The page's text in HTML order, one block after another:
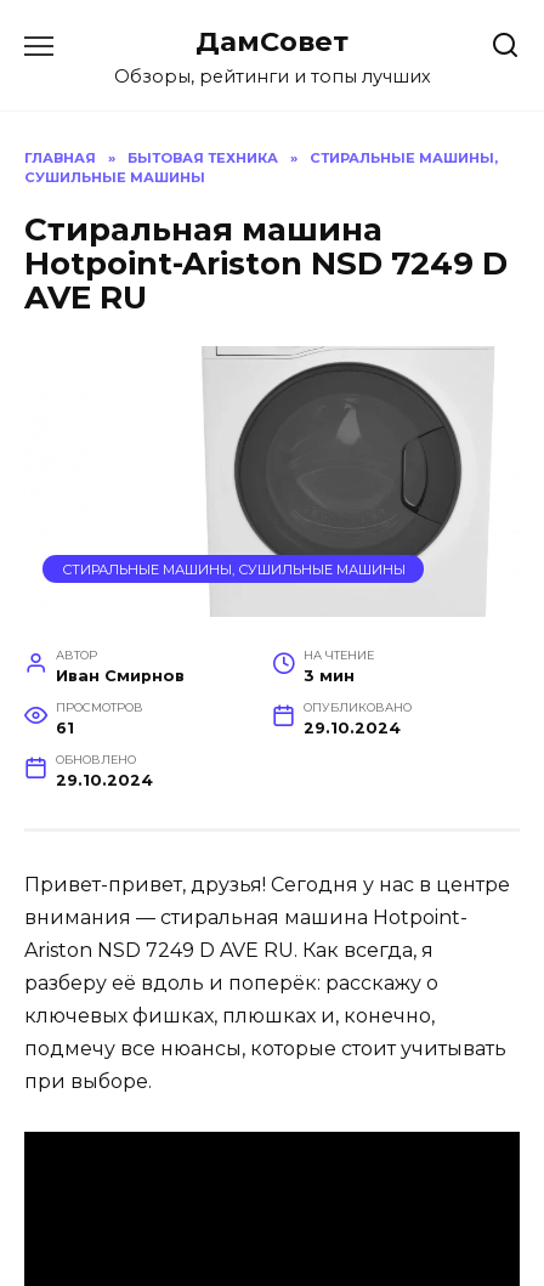
содержанию
ДамСовет
Обзоры, рейтинги и топы лучших
ГЛАВНАЯ » БЫТОВАЯ ТЕХНИКА »
СТИРАЛЬНЫЕ МАШИНЫ,
СУШИЛЬНЫЕ МАШИНЫ
Стиральная машина
Hotpoint-Ariston NSD 7249 D
AVE RU
СТИРАЛЬНЫЕ МАШИНЫ, СУШИЛЬНЫЕ МАШИНЫ
АВТОР
Иван Смирнов
НА ЧТЕНИЕ
3 мин
ПРОСМОТРОВ
61
ОПУБЛИКОВАНО
29.10.2024
ОБНОВЛЕНО
29.10.2024
Привет-привет, друзья! Сегодня у нас в центре
внимания — стиральная машина Hotpoint-
Ariston NSD 7249 D AVE RU. Как всегда, я
разберу её вдоль и поперёк: расскажу о
ключевых фишках, плюшках и, конечно,
подмечу все нюансы, которые стоит учитывать
при выборе.